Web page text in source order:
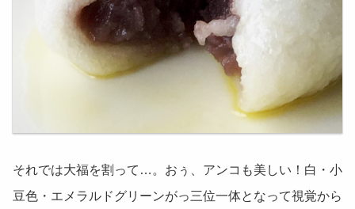
それでは大福を割って…。おぅ、アンコも美しい！白・小
豆色・エメラルドグリーンがっ三位一体となって視覚から